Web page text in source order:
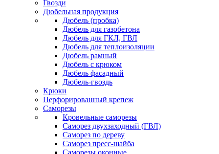
Гвозди
Дюбельная продукция
Дюбель (пробка)
Дюбель для газобетона
Дюбель для ГКЛ, ГВЛ
Дюбель для теплоизоляции
Дюбель рамный
Дюбель с крюком
Дюбель фасадный
Дюбель-гвоздь
Крюки
Перфорированный крепеж
Саморезы
Кровельные саморезы
Саморез двухзаходный (ГВЛ)
Саморез по дереву
Саморез пресс-шайба
Саморезы оконные